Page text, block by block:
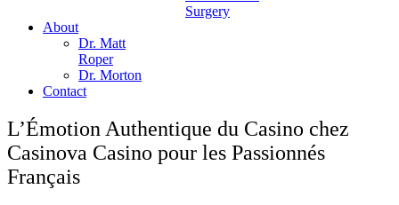
Surgery
About
Dr. Matt
Roper
Dr. Morton
Contact
L’Émotion Authentique du Casino chez
Casinova Casino pour les Passionnés
Français